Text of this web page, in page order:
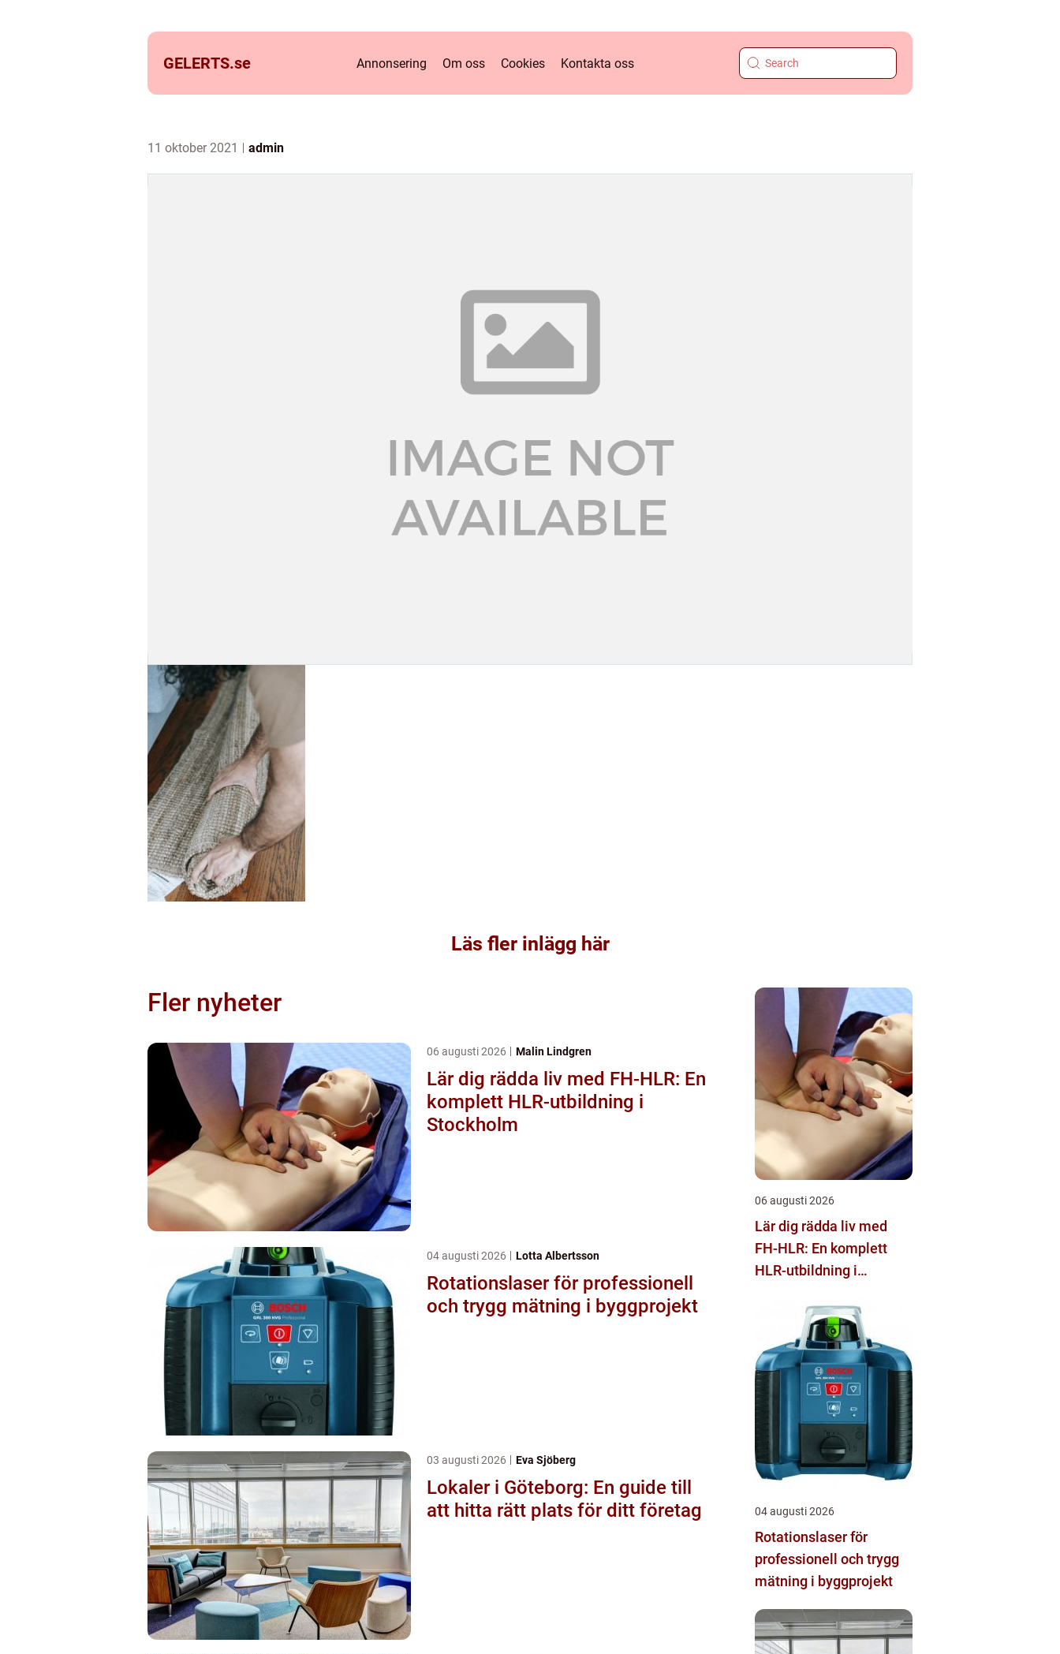
GELERTS.se Annonsering Om oss Cookies Kontakta oss
11 oktober 2021 admin
Läs fler inlägg här
Fler nyheter
06 augusti 2026 Malin Lindgren
Lär dig rädda liv med FH-HLR: En
komplett HLR-utbildning i
Stockholm
04 augusti 2026 Lotta Albertsson
Rotationslaser för professionell
och trygg mätning i byggprojekt
03 augusti 2026 Eva Sjöberg
Lokaler i Göteborg: En guide till
att hitta rätt plats för ditt företag
06 augusti 2026
Lär dig rädda liv med
FH-HLR: En komplett
HLR-utbildning i
04 augusti 2026
Rotationslaser för
professionell och trygg
mätning i byggprojekt